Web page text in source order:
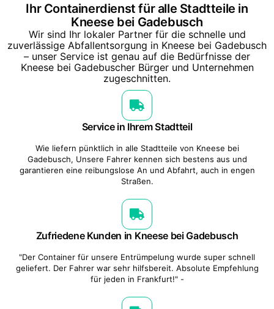
Ihr Containerdienst für alle Stadtteile in
Kneese bei Gadebusch
Wir sind Ihr lokaler Partner für die schnelle und
zuverlässige Abfallentsorgung in Kneese bei Gadebusch
– unser Service ist genau auf die Bedürfnisse der
Kneese bei Gadebuscher Bürger und Unternehmen
zugeschnitten.
Service in Ihrem Stadtteil
Wie liefern pünktlich in alle Stadtteile von Kneese bei
Gadebusch, Unsere Fahrer kennen sich bestens aus und
garantieren eine reibungslose An und Abfahrt, auch in engen
Straßen.
Zufriedene Kunden in Kneese bei Gadebusch
"Der Container für unsere Entrümpelung wurde super schnell
geliefert. Der Fahrer war sehr hilfsbereit. Absolute Empfehlung
für jeden in Frankfurt!" -